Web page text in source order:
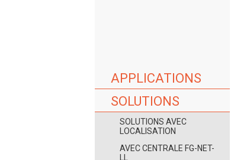
APPLICATIONS
SOLUTIONS
SOLUTIONS AVEC
LOCALISATION
AVEC CENTRALE FG-NET-